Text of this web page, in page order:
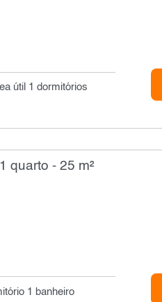
útil 1 dormitórios
quarto - 25 m²
1 banheiro